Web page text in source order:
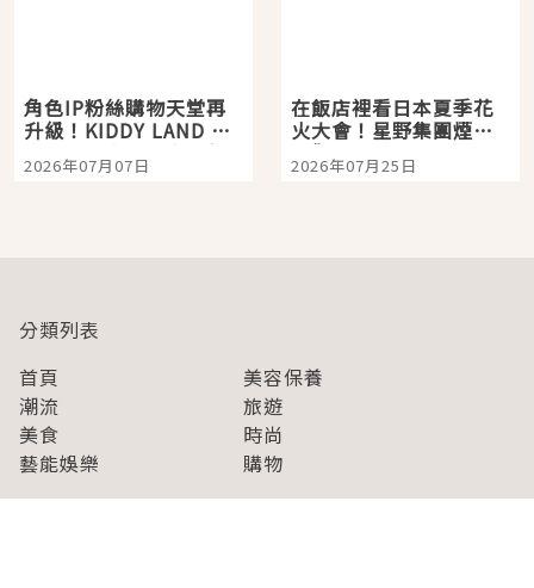
角色IP粉絲購物天堂再
升級！KIDDY LAND 原
宿店吉伊卡哇迎客，新
開幕 OMOKADO 店3分
2026年07月07日
在飯店裡看日本夏季花
火大會！星野集團煙火
景觀飯店6選，讓你不用
人擠人悠閒欣賞
2026年07月25日
分類列表
首頁
美容保養
潮流
旅遊
美食
時尚
藝能娛樂
購物